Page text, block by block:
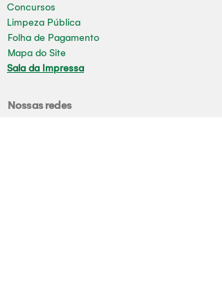
Concursos
Limpeza Pública
Folha de Pagamento
Mapa do Site
Sala da Impressa
Nossas redes